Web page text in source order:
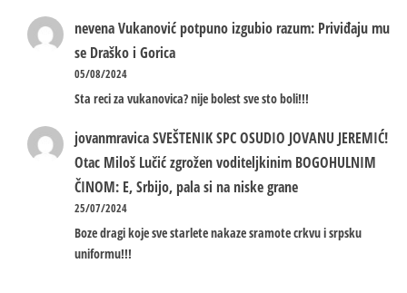
nevenaVukanović potpuno izgubio razum: Priviđaju mu
se Draško i Gorica
05/08/2024
Sta reci za vukanovica? nije bolest sve sto boli!!!
jovanmravicaSVEŠTENIK SPC OSUDIO JOVANU JEREMIĆ!
Otac Miloš Lučić zgrožen voditeljkinim BOGOHULNIM
ČINOM: E, Srbijo, pala si na niske grane
25/07/2024
Boze dragi koje sve starlete nakaze sramote crkvu i srpsku
uniformu!!!